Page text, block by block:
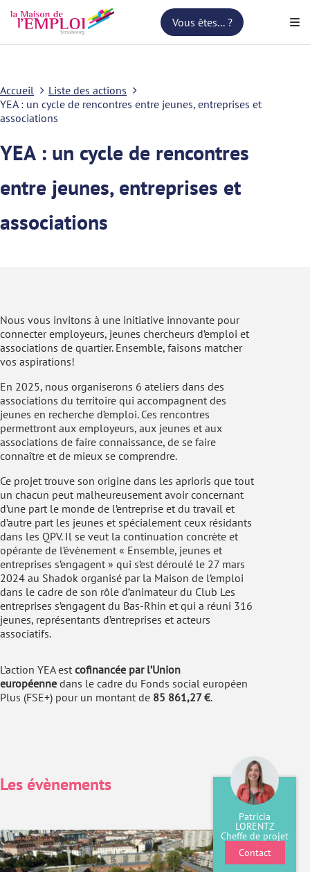
Vous êtes... ?
Accueil
Liste des actions
YEA : un cycle de rencontres entre jeunes, entreprises et
associations
YEA : un cycle de rencontres
entre jeunes, entreprises et
associations
Patricia
LORENTZ
Cheffe de projet
Contact
Nous vous invitons à une initiative innovante pour
connecter employeurs, jeunes chercheurs d’emploi et
associations de quartier. Ensemble, faisons matcher
vos aspirations!
En 2025, nous organiserons 6 ateliers dans des
associations du territoire qui accompagnent des
jeunes en recherche d’emploi. Ces rencontres
permettront aux employeurs, aux jeunes et aux
associations de faire connaissance, de se faire
connaître et de mieux se comprendre.
Ce projet trouve son origine dans les aprioris que tout
un chacun peut malheureusement avoir concernant
d’une part le monde de l’entreprise et du travail et
d’autre part les jeunes et spécialement ceux résidants
dans les QPV. Il se veut la continuation concrète et
opérante de l’évènement « Ensemble, jeunes et
entreprises s’engagent » qui s’est déroulé le 27 mars
2024 au Shadok organisé par la Maison de l’emploi
dans le cadre de son rôle d’animateur du Club Les
entreprises s’engagent du Bas-Rhin et qui a réuni 316
jeunes, représentants d’entreprises et acteurs
associatifs.
L’action YEA est cofinancée par l’Union
européenne dans le cadre du Fonds social européen
Plus (FSE+) pour un montant de 85 861,27 €.
Les évènements